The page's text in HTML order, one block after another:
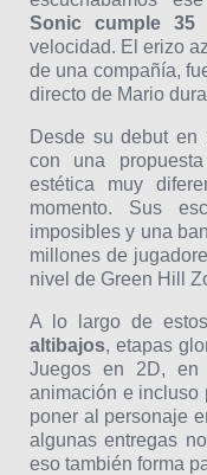
Sonic cumple 35
velocidad. El erizo
de una compañía,
directo de Mario
Desde su debut en
con una
estética muy
momento. Sus
imposibles y una
millones de
nivel de Green Hill
A lo largo de
altibajos, etapas
Juegos en 2D, en
animación e incluso
poner al personaje
algunas entregas
eso también forma